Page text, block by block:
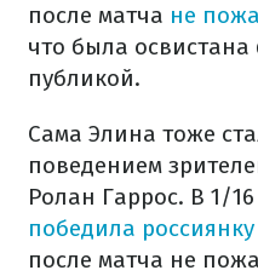
после матча не
что была
публикой.
Сама Элина тоже
поведением
Ролан Гаррос. В 1/
победила
после матча не